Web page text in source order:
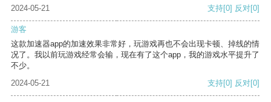
2024-05-21 支持[0] 反对[0]
游客
这款加速器app的加速效果非常好，玩游戏再也不会出现卡顿、掉线的情
况了。我以前玩游戏经常会输，现在有了这个app，我的游戏水平提升了
不少。
2024-05-21
支持[0] 反对[0]